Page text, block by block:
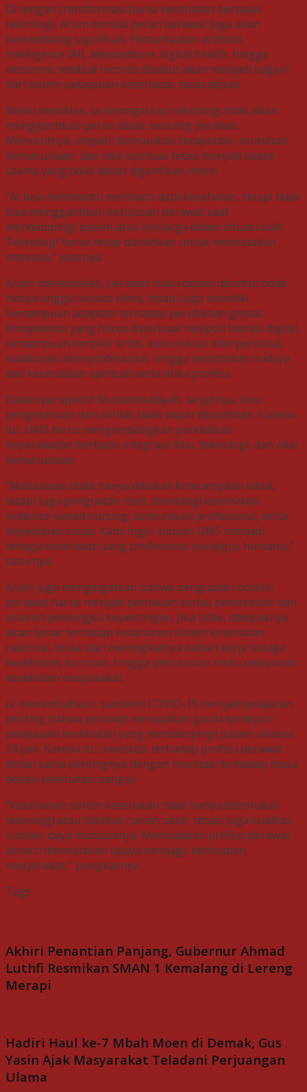
Di tengah transformasi dunia kesehatan berbasis
teknologi, Arum menilai peran perawat juga akan
berkembang signifikan. Pemanfaatan artificial
intelligence (AI), telemedicine, digital health, hingga
electronic medical records disebut akan menjadi bagian
dari sistem pelayanan kesehatan masa depan.
Meski demikian, ia menegaskan teknologi tidak akan
menggantikan peran dasar seorang perawat.
Menurutnya, empati, komunikasi terapeutik, sentuhan
kemanusiaan, dan nilai spiritual tetap menjadi aspek
utama yang tidak dapat digantikan mesin.
“AI bisa membantu membaca data kesehatan, tetapi tidak
bisa menggantikan ketulusan perawat saat
mendampingi pasien atau keluarga dalam situasi sulit.
Teknologi harus tetap diarahkan untuk memuliakan
manusia,” jelasnya.
Arum menjelaskan, perawat masa depan dituntut tidak
hanya unggul secara klinis, tetapi juga memiliki
kemampuan adaptasi terhadap perubahan global.
Kompetensi yang harus diperkuat meliputi literasi digital,
kemampuan berpikir kritis, komunikasi interpersonal,
kolaborasi interprofesional, hingga sensitivitas budaya
dan kecerdasan spiritual serta etika profesi.
Dalam perspektif Muhammadiyah, lanjutnya, ilmu
pengetahuan dan akhlak tidak dapat dipisahkan. Karena
itu, UMS terus mengembangkan pendidikan
keperawatan berbasis integrasi ilmu, teknologi, dan nilai
kemanusiaan.
“Mahasiswa tidak hanya dibekali keterampilan klinik,
tetapi juga penguatan riset, teknologi kesehatan,
evidence-based nursing, komunikasi profesional, serta
kepedulian sosial. Kami ingin lulusan UMS menjadi
tenaga kesehatan yang profesional sekaligus humanis,”
tuturnya.
Arum juga mengingatkan bahwa penguatan profesi
perawat harus menjadi perhatian serius pemerintah dan
seluruh pemangku kepentingan. Jika tidak, dampaknya
akan besar terhadap ketahanan sistem kesehatan
nasional, mulai dari meningkatnya beban kerja tenaga
kesehatan, burnout, hingga penurunan mutu pelayanan
kesehatan masyarakat.
Ia menambahkan, pandemi COVID-19 menjadi pelajaran
penting bahwa perawat merupakan garda terdepan
pelayanan kesehatan yang mendampingi pasien selama
24 jam. Karena itu, investasi terhadap profesi perawat
dinilai sama pentingnya dengan investasi terhadap masa
depan kesehatan bangsa.
“Ketahanan sistem kesehatan tidak hanya ditentukan
teknologi atau fasilitas rumah sakit, tetapi juga kualitas
sumber daya manusianya. Memuliakan profesi perawat
berarti memuliakan upaya menjaga kehidupan
masyarakat,” pungkasnya.
Tags:
Akhiri Penantian Panjang, Gubernur Ahmad
Luthfi Resmikan SMAN 1 Kemalang di Lereng
Merapi
Hadiri Haul ke-7 Mbah Moen di Demak, Gus
Yasin Ajak Masyarakat Teladani Perjuangan
Ulama